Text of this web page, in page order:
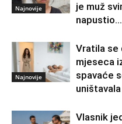
Najnovije
je muž
napustio...
Najnovije
Vratila se
mjeseca
spavaće
Vlasnik